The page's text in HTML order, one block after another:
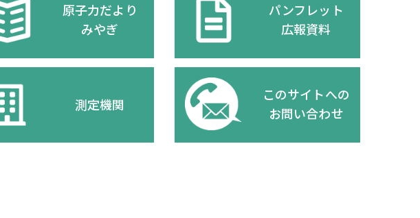
原子力だより
みやぎ
パンフレット
広報資料
測定機関
このサイトへの
お問い合わせ